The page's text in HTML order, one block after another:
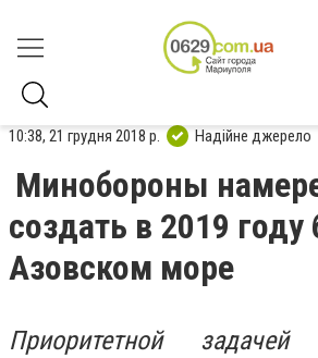
10:38, 21 грудня 2018 р. Надійне джерело
Минобороны
создать в 2019 году
Азовском море
Приоритетной задачей